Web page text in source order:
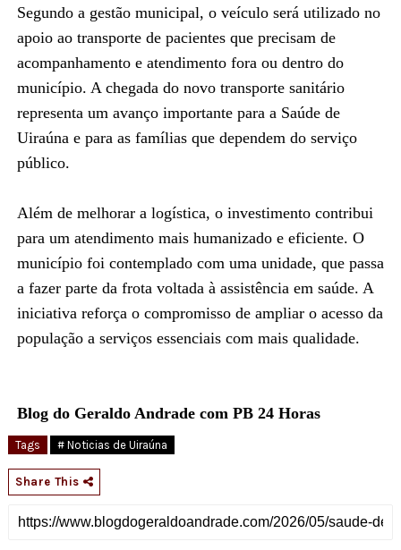
Segundo a gestão municipal, o veículo será utilizado no
apoio ao transporte de pacientes que precisam de
acompanhamento e atendimento fora ou dentro do
município. A chegada do novo transporte sanitário
representa um avanço importante para a Saúde de
Uiraúna e para as famílias que dependem do serviço
público.
Além de melhorar a logística, o investimento contribui
para um atendimento mais humanizado e eficiente. O
município foi contemplado com uma unidade, que passa
a fazer parte da frota voltada à assistência em saúde. A
iniciativa reforça o compromisso de ampliar o acesso da
população a serviços essenciais com mais qualidade.
Blog do Geraldo Andrade com PB 24 Horas
Tags # Noticias de Uiraúna
Share This